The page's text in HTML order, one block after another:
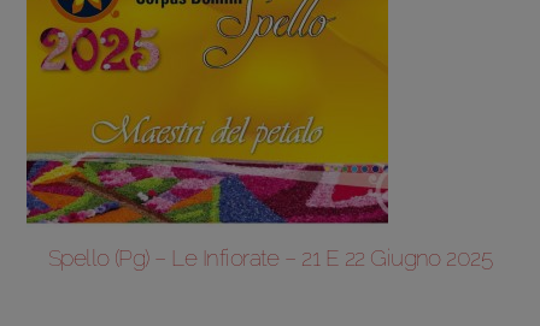
Spello (Pg) – Le Infiorate – 21 E 22 Giugno 2025